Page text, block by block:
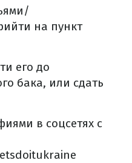
на пункт
его до
бака, или сдать
в соцсетях с